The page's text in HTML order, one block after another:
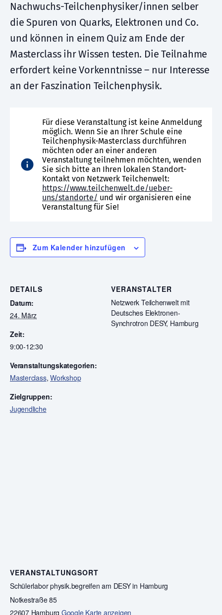
Nachwuchs-Teilchenphysiker/innen selber
die Spuren von Quarks, Elektronen und Co.
und können in einem Quiz am Ende der
Masterclass ihr Wissen testen. Die Teilnahme
erfordert keine Vorkenntnisse – nur Interesse
an der Faszination Teilchenphysik.
Für diese Veranstaltung ist keine Anmeldung
möglich. Wenn Sie an Ihrer Schule eine
Teilchenphysik-Masterclass durchführen
möchten oder an einer anderen
Veranstaltung teilnehmen möchten, wenden
Sie sich bitte an Ihren lokalen Standort-
Kontakt von Netzwerk Teilchenwelt:
https://www.teilchenwelt.de/ueber-
uns/standorte/ und wir organisieren eine
Veranstaltung für Sie!
Zum Kalender hinzufügen
DETAILS
Datum:
24. März
Zeit:
9:00-12:30
Veranstaltungskategorien:
Masterclass,Workshop
Zielgruppen:
Jugendliche
VERANSTALTER
Netzwerk Teilchenwelt mit
Deutsches Elektronen-
Synchrotron DESY, Hamburg
VERANSTALTUNGSORT
Schülerlabor physik.begreifen am DESY in Hamburg
Notkestraße 85
22607 Hamburg Google Karte anzeigen